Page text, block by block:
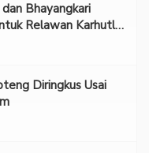
Bhayangkari
Relawan Karhutla
Diringkus Usai